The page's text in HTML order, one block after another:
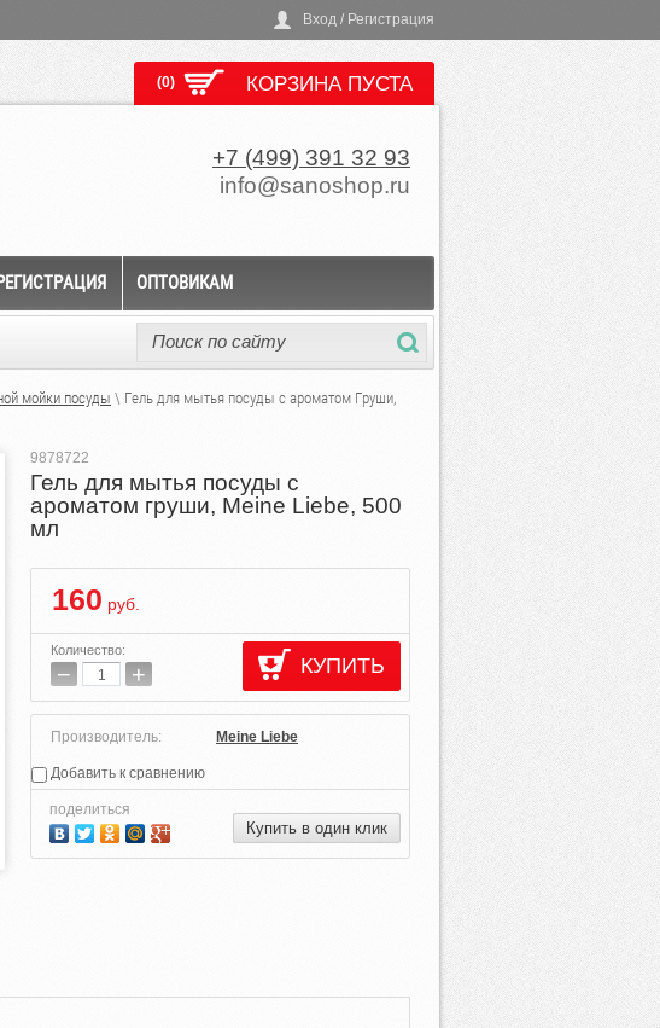
Вход / Регистрация
(0) КОРЗИНА ПУСТА
+7 (499) 391 32 93
info@sanoshop.ru
ОПТОВИКАМ
мойки посуды \ Гель для мытья посуды с ароматом Груши,
9878722
Гель для мытья посуды с
ароматом груши, Meine Liebe, 500
мл
160 руб.
Количество:
− + КУПИТЬ
Производитель: Meine Liebe
Добавить к сравнению
поделиться
Купить в один клик